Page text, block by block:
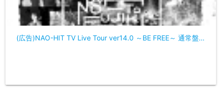
(広告)NAO-HIT TV Live Tour ver14.0 ～BE FREE～ 通常盤…